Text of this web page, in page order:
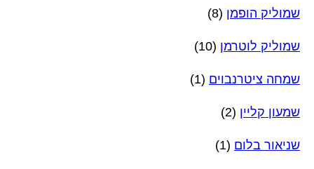
שמוליק הופמן (8)
שמוליק לוטרמן (10)
שמחה ציטרנבוים (1)
שמעון קליין (2)
שניאור בלום (1)